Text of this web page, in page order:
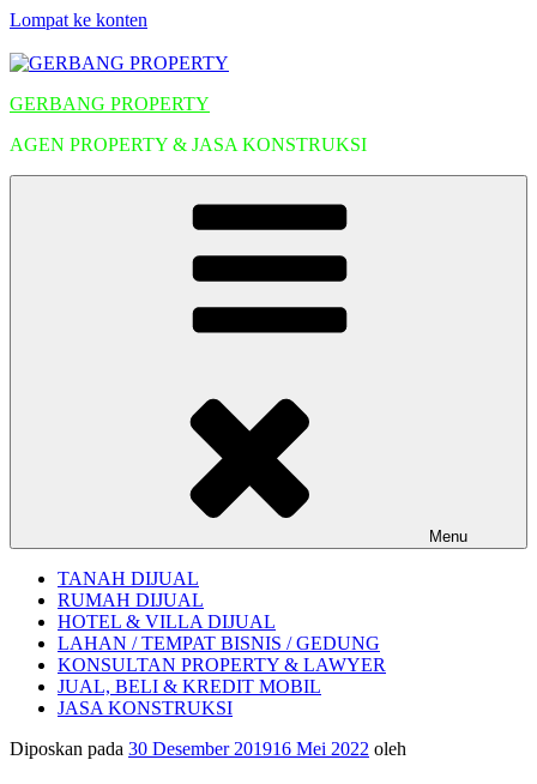
Lompat ke konten
GERBANG PROPERTY
AGEN PROPERTY & JASA KONSTRUKSI
Menu
TANAH DIJUAL
RUMAH DIJUAL
HOTEL & VILLA DIJUAL
LAHAN / TEMPAT BISNIS / GEDUNG
KONSULTAN PROPERTY & LAWYER
JUAL, BELI & KREDIT MOBIL
JASA KONSTRUKSI
Diposkan pada 30 Desember 201916 Mei 2022 oleh